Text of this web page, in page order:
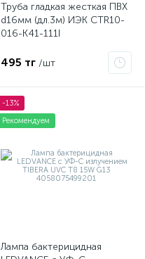
Труба гладкая жесткая ПВХ
d16мм (дл.3м) ИЭК CTR10-
016-K41-111I
495 тг /шт
-13%
Рекомендуем
Лампа бактерицидная